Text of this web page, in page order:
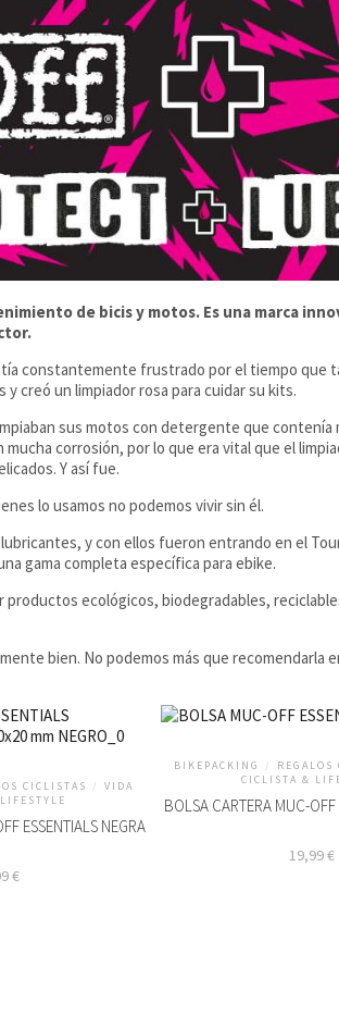
de bicis y motos. Es una marca
constantemente frustrado por el tiempo que
creó un limpiador rosa para cuidar su kits.
sus motos con detergente que contenía
corrosión, por lo que era vital que el
Y así fue.
lo usamos no podemos vivir sin él.
y con ellos fueron entrando en el
gama completa específica para ebike.
ecológicos, biodegradables,
bien. No podemos más que recomendarla
CICLISTAS /
VIDA
ESSENTIALS NEGRA
€
BIKEPACKING / REGALOS
CICLISTA &
BOLSA CARTERA MUC-OFF
19,99€